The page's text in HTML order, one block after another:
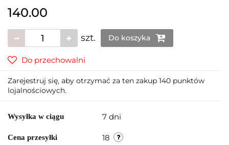
140.00
szt. Do koszyka
Do przechowalni
Zarejestruj się, aby otrzymać za ten zakup 140 punktów
lojalnościowych.
Wysyłka w ciągu 7 dni
Cena przesyłki 18